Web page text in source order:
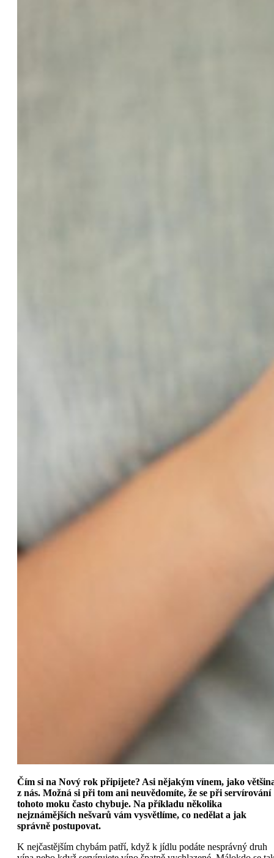
Čím si na Nový rok připijete? Asi nějakým vínem, jako
z nás. Možná si při tom ani neuvědomíte, že se při servírování
tohoto moku často chybuje. Na příkladu několika
nejznámějších nešvarů vám vysvětlíme, co nedělat a jak
správně postupovat.
K nejčastějším chybám patří, když k jídlu podáte nesprávný druh